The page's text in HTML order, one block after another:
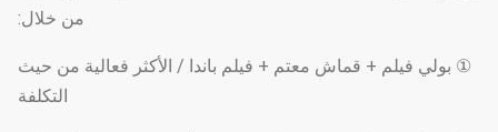
من خلال:
① بولي فيلم + قماش معتم + فيلم باندا / الأكثر فعالية من حيث
التكلفة